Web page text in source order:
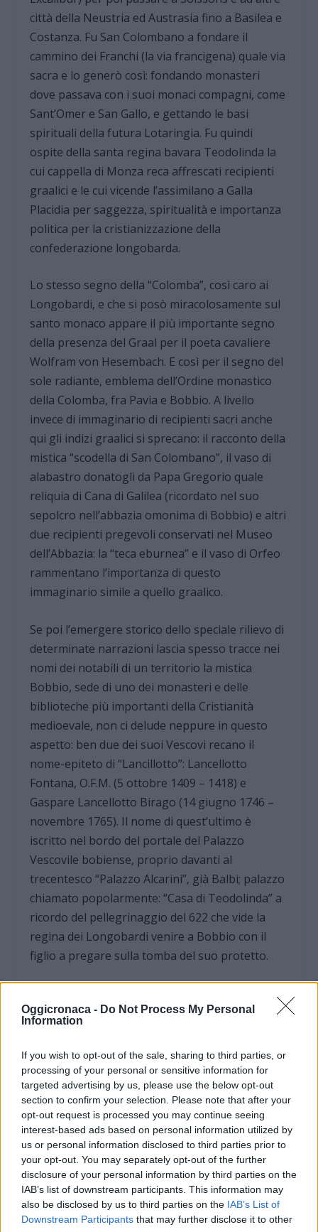
Oggicronaca - Do Not Process My Personal
Information
If you wish to opt-out of the sale, sharing to third parties, or
processing of your personal or sensitive information for
targeted advertising by us, please use the below opt-out
section to confirm your selection. Please note that after your
opt-out request is processed you may continue seeing
interest-based ads based on personal information utilized by
us or personal information disclosed to third parties prior to
your opt-out. You may separately opt-out of the further
disclosure of your personal information by third parties on the
IAB’s list of downstream participants. This information may
also be disclosed by us to third parties on the IAB’s List of
Downstream Participants that may further disclose it to other
città della Neustria ed Austrasia fino a Basilea e
Costanza. Fu San Colombano a fondare il
cammino dei Franchi (la via francigena) quale via
sacra e lo generò così: fondando monasteri
dove passava con i suoi monaci compagni, come
Sant’Omer e San Gallo, e gettando le basi
spirituali della futura Lotaringia. Fu quindi
ospite della santa regina bavara Teodolinda la
cui cappella di Monza reca affrescati recipienti
graalici e le cui vicende l’assimilano a Galla
Placidia per saggezza, spiritualità e importanza
politica per la cristianizzazione della
confederazione longobarda.
Lo stesso segno della “Colomba”, così caro ai
Longobardi, e che si posò miracolosamente sul
santo monaco appare il più importante segno
della presenza del Graal per il poeta cavaliere
Wolfram von Hesembach. E così per il segno del
sole radiante, emblema dell’Ordine monastico
della Colomba, fra Pavia e Bobbio. A livello
invece di immaginario di recipienti sacri anche
qui gli indizi graalici si sprecano: il racconto della
mistica “scodella di San Colombano”, il vaso di
alabastro donatogli da Papa Gregorio quale
reliquia di Cana di Galilea (ricordato nel suo
sepolcro nell’abbazia omonima di Bobbio) e altri
due recipienti pregevoli conservati nel Museo
dell’Abbazia: la “teca eburnea” e il vaso di Orfeo
rammentano l’importanza di questo
immaginario simile a quello graalico.
Se poi l’emergere storico dello speciale rilievo di
determinate narrazioni lascia spesso tracce nei
nomi dei notabili di un territorio la mistica
Bobbio, sede di uno dei monasteri e delle
biblioteche più importanti della Cristianità
medioevale, non ci delude neppure in questo
aspetto: ben due dei suoi Vescovi recano il
nome-epiteto di “Lancillotto”: Lancellotto
Fontana, O.F.M. (5 ottobre 1409 – 1418) e
Gaspare Lancellotto Birago (14 giugno 1746 –
novembre 1765). Il nome di quest’ultimo è
iscritto nel bordo del portale del Palazzo
Vescovile bobiense, proprio davanti al
trecentesco “Palazzo Alcarini”, già Balbi; palazzo
chiamato popolarmente: “Casa di Teodolinda” a
ricordo del pellegrinaggio del 622 che vide la
regina dei Longobardi venire a Bobbio con il
figlio a pregare sulla tomba del suo protetto.
Il tema della nominazione simbolica emerge in
modo significativo anche nel nome del Prefetto
Rosamunda: Longino! Siamo poi proprio in un
“tempo graalico” quello di Teodolonida e di
Colombano, come emerge dai romanzi
medioevali del Graal: tra Clovodeo e Carlo
Magno si può infatti precisare il tempo
narrativo del Graal come viene narrato nei
romanzi due-trecenteschi franco-germanici. Se
in diritto penale tre indizi fanno una prova qui
ne abbiamo a decine. Aggiungiamo: la dicitura
“terribilis locus est iste” (portale dell’abbazia